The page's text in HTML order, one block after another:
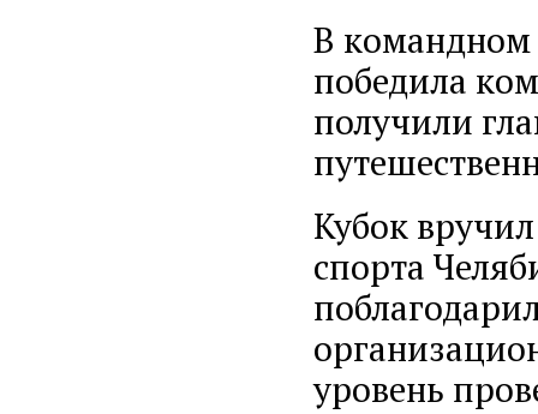
В командном
победила
получили
Кубок
спорта
уровень